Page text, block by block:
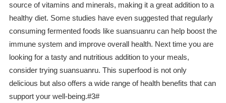
source of vitamins and minerals, making it a great addition to a
healthy diet. Some studies have even suggested that regularly
consuming fermented foods like suansuanru can help boost the
immune system and improve overall health. Next time you are
looking for a tasty and nutritious addition to your meals,
consider trying suansuanru. This superfood is not only
delicious but also offers a wide range of health benefits that can
support your well-being.#3#